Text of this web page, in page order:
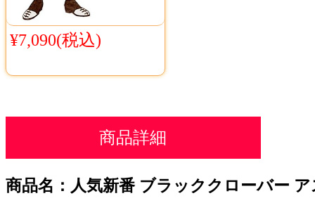
¥7,090(税込)
商品詳細
商品名：人気新番 ブラッククローバー